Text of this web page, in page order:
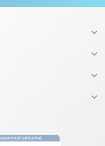



